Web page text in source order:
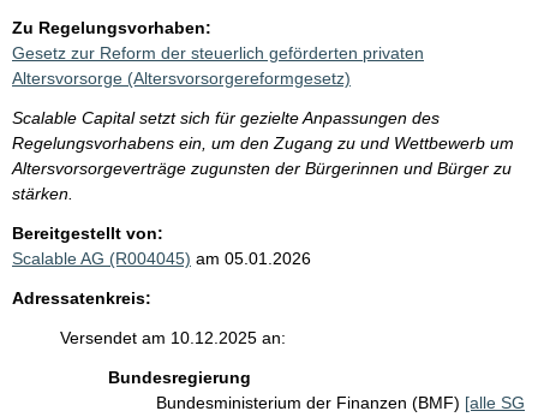
Zu Regelungsvorhaben:
Gesetz zur Reform der steuerlich geförderten privaten
Altersvorsorge (Altersvorsorgereformgesetz)
Scalable Capital setzt sich für gezielte Anpassungen des
Regelungsvorhabens ein, um den Zugang zu und Wettbewerb um
Altersvorsorgeverträge zugunsten der Bürgerinnen und Bürger zu
stärken.
Bereitgestellt von:
Scalable AG (R004045) am 05.01.2026
Adressatenkreis:
Versendet am 10.12.2025 an:
Bundesregierung
Bundesministerium der Finanzen (BMF) [alle SG